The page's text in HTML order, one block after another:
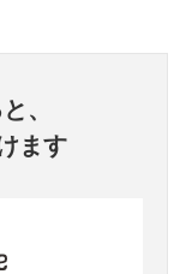
、
ます